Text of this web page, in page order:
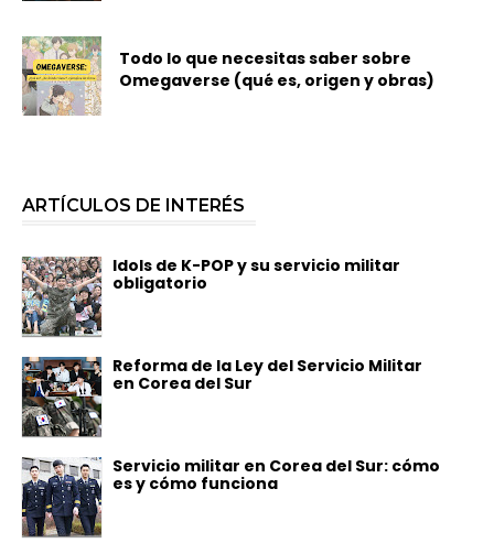
Todo lo que necesitas saber sobre
Omegaverse (qué es, origen y obras)
ARTÍCULOS DE INTERÉS
Idols de K-POP y su servicio militar
obligatorio
Reforma de la Ley del Servicio Militar
en Corea del Sur
Servicio militar en Corea del Sur: cómo
es y cómo funciona